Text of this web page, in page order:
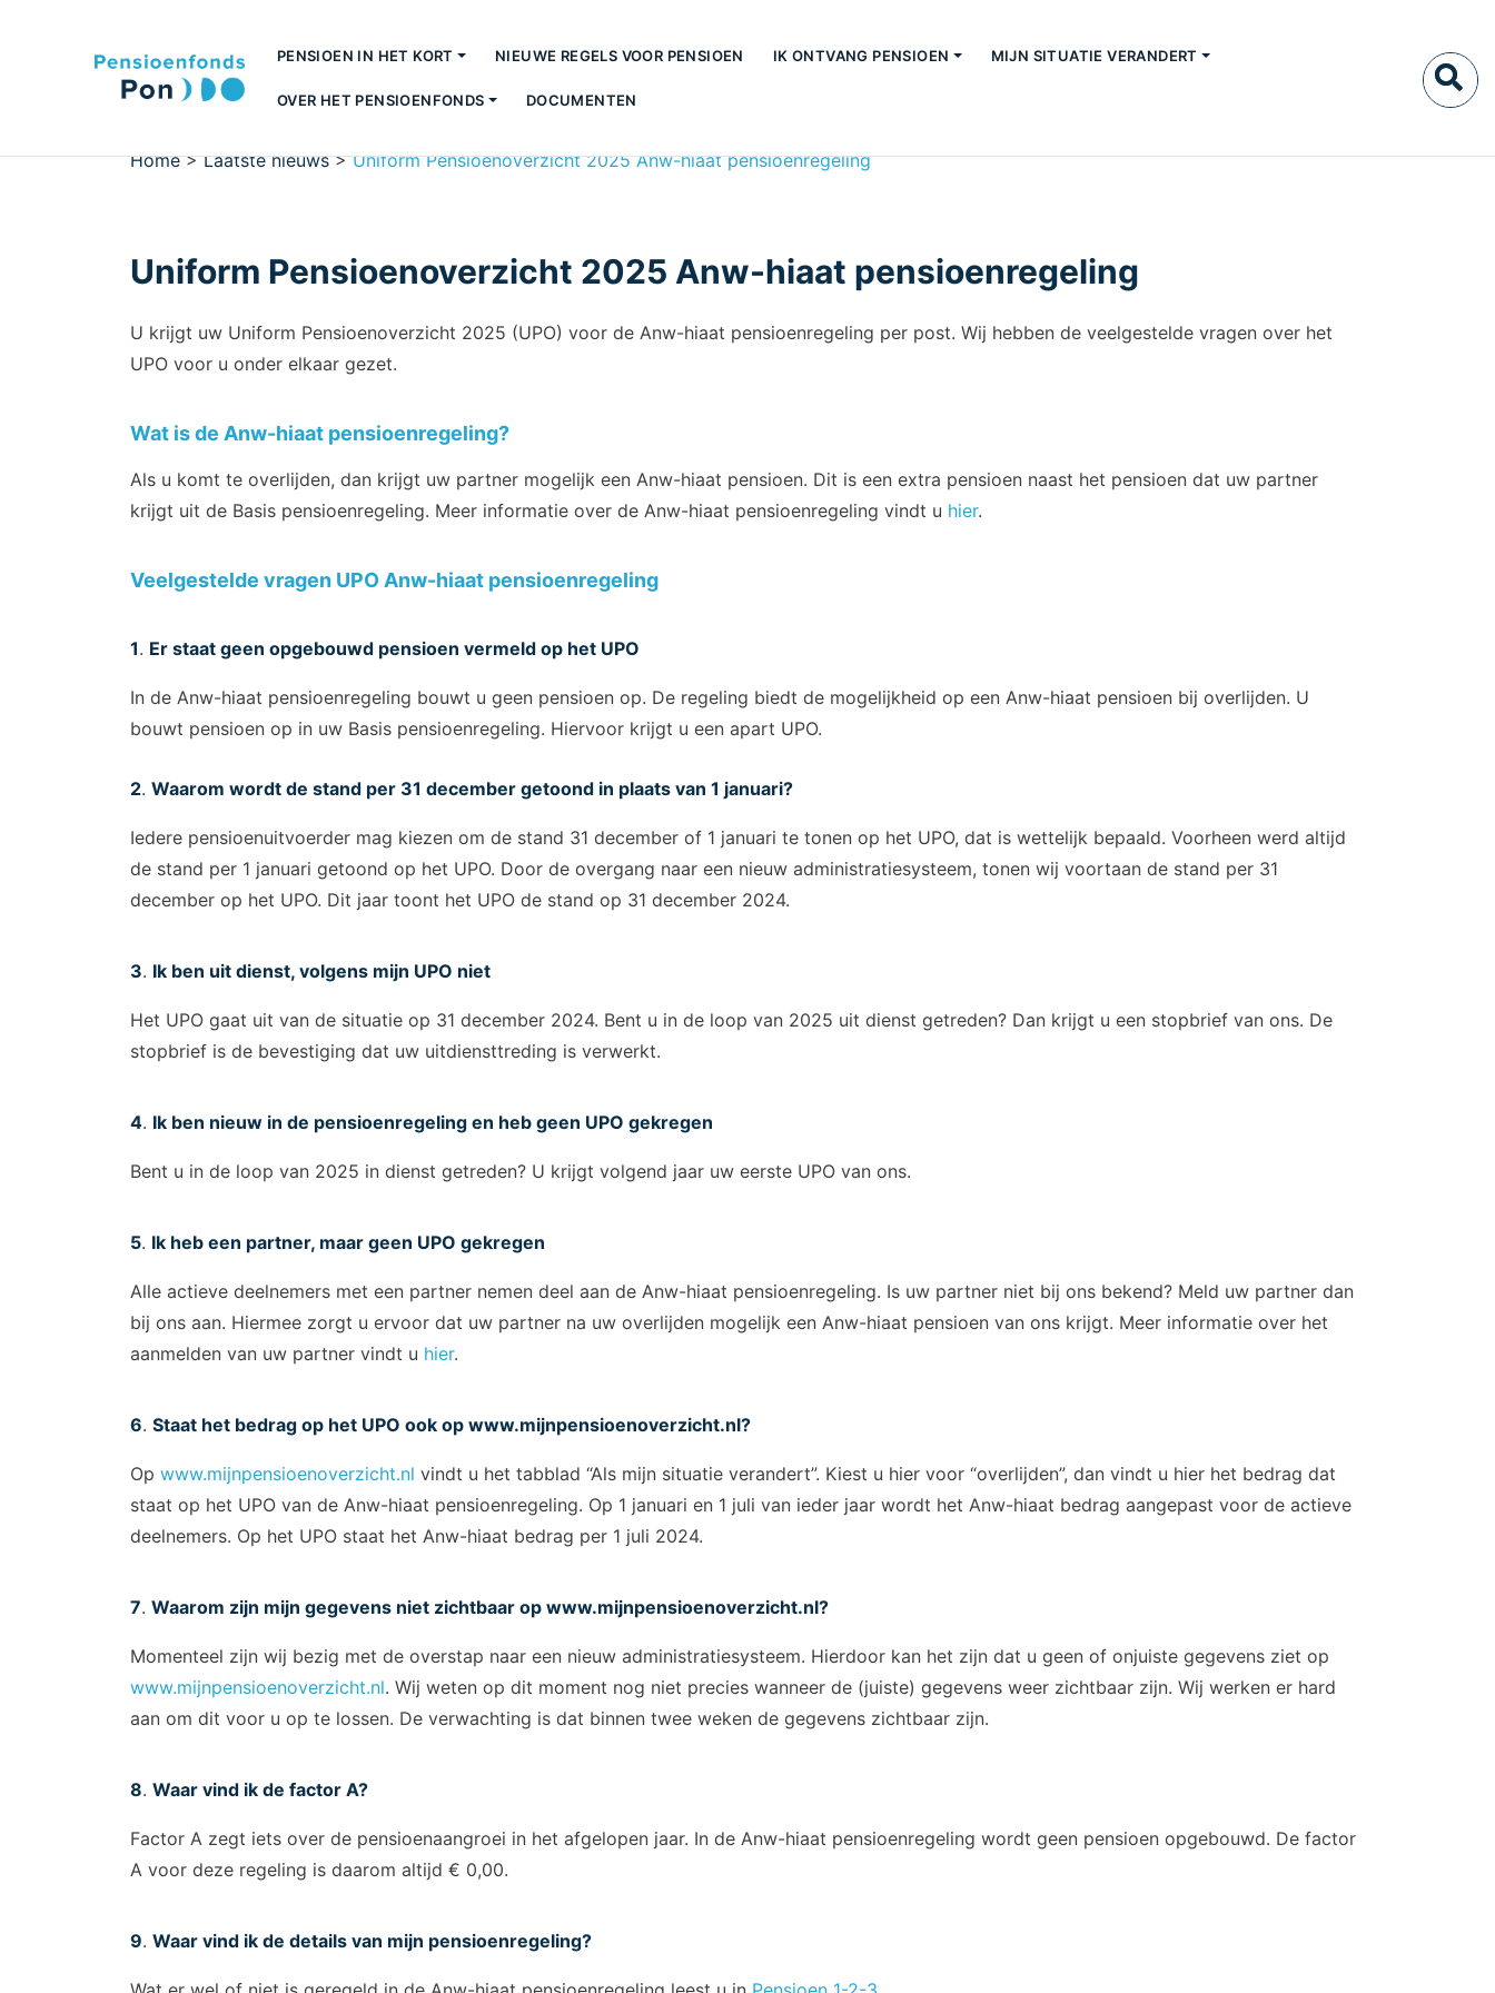
PENSIOEN IN HET KORT NIEUWE REGELS VOOR PENSIOEN IK ONTVANG PENSIOEN MIJN SITUATIE VERANDERT
OVER HET PENSIOENFONDS DOCUMENTEN
Home>Laatste nieuws>Uniform Pensioenoverzicht 2025 Anw-hiaat pensioenregeling
Uniform Pensioenoverzicht 2025 Anw-hiaat pensioenregeling
U krijgt uw Uniform Pensioenoverzicht 2025 (UPO) voor de Anw-hiaat pensioenregeling per post. Wij hebben de veelgestelde vragen over het
UPO voor u onder elkaar gezet.
Wat is de Anw-hiaat pensioenregeling?
Als u komt te overlijden, dan krijgt uw partner mogelijk een Anw-hiaat pensioen. Dit is een extra pensioen naast het pensioen dat uw partner
krijgt uit de Basis pensioenregeling. Meer informatie over de Anw-hiaat pensioenregeling vindt u hier.
Veelgestelde vragen UPO Anw-hiaat pensioenregeling
1. Er staat geen opgebouwd pensioen vermeld op het UPO
In de Anw-hiaat pensioenregeling bouwt u geen pensioen op. De regeling biedt de mogelijkheid op een Anw-hiaat pensioen bij overlijden. U
bouwt pensioen op in uw Basis pensioenregeling. Hiervoor krijgt u een apart UPO.
2. Waarom wordt de stand per 31 december getoond in plaats van 1 januari?
Iedere pensioenuitvoerder mag kiezen om de stand 31 december of 1 januari te tonen op het UPO, dat is wettelijk bepaald. Voorheen werd altijd
de stand per 1 januari getoond op het UPO. Door de overgang naar een nieuw administratiesysteem, tonen wij voortaan de stand per 31
december op het UPO. Dit jaar toont het UPO de stand op 31 december 2024.
3. Ik ben uit dienst, volgens mijn UPO niet
Het UPO gaat uit van de situatie op 31 december 2024. Bent u in de loop van 2025 uit dienst getreden? Dan krijgt u een stopbrief van ons. De
stopbrief is de bevestiging dat uw uitdiensttreding is verwerkt.
4. Ik ben nieuw in de pensioenregeling en heb geen UPO gekregen
Bent u in de loop van 2025 in dienst getreden? U krijgt volgend jaar uw eerste UPO van ons.
5. Ik heb een partner, maar geen UPO gekregen
Alle actieve deelnemers met een partner nemen deel aan de Anw-hiaat pensioenregeling. Is uw partner niet bij ons bekend? Meld uw partner dan
bij ons aan. Hiermee zorgt u ervoor dat uw partner na uw overlijden mogelijk een Anw-hiaat pensioen van ons krijgt. Meer informatie over het
aanmelden van uw partner vindt u hier.
6. Staat het bedrag op het UPO ook op www.mijnpensioenoverzicht.nl?
Op www.mijnpensioenoverzicht.nl vindt u het tabblad “Als mijn situatie verandert”. Kiest u hier voor “overlijden”, dan vindt u hier het bedrag dat
staat op het UPO van de Anw-hiaat pensioenregeling. Op 1 januari en 1 juli van ieder jaar wordt het Anw-hiaat bedrag aangepast voor de actieve
deelnemers. Op het UPO staat het Anw-hiaat bedrag per 1 juli 2024.
7. Waarom zijn mijn gegevens niet zichtbaar op www.mijnpensioenoverzicht.nl?
Momenteel zijn wij bezig met de overstap naar een nieuw administratiesysteem. Hierdoor kan het zijn dat u geen of onjuiste gegevens ziet op
www.mijnpensioenoverzicht.nl. Wij weten op dit moment nog niet precies wanneer de (juiste) gegevens weer zichtbaar zijn. Wij werken er hard
aan om dit voor u op te lossen. De verwachting is dat binnen twee weken de gegevens zichtbaar zijn.
8. Waar vind ik de factor A?
Factor A zegt iets over de pensioenaangroei in het afgelopen jaar. In de Anw-hiaat pensioenregeling wordt geen pensioen opgebouwd. De factor
A voor deze regeling is daarom altijd € 0,00.
9. Waar vind ik de details van mijn pensioenregeling?